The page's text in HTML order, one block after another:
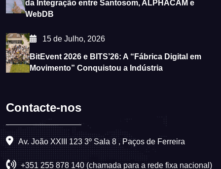
da Integração entre Santosom, ALPHACAM e
WebDB
15 de Julho, 2026
BitEvent 2026 e BITS’26: A “Fábrica Digital em
Movimento” Conquistou a Indústria
Contacte-nos
Av. João XXIII 123 3º Sala 8 , Paços de Ferreira
+351 255 878 140 (chamada para a rede fixa nacional)